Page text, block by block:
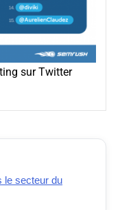
sur Twitter
le secteur du